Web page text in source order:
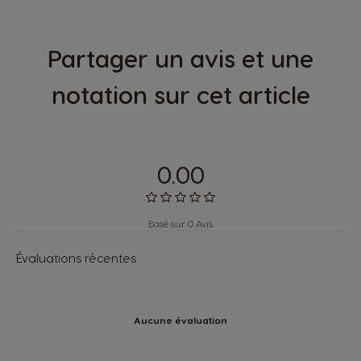
Partager un avis et une
notation sur cet article
0.00
Basé sur 0 Avis
Évaluations récentes
Aucune évaluation